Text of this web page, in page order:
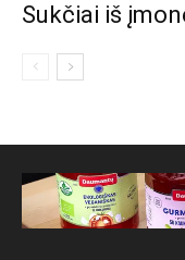
Sukčiai iš